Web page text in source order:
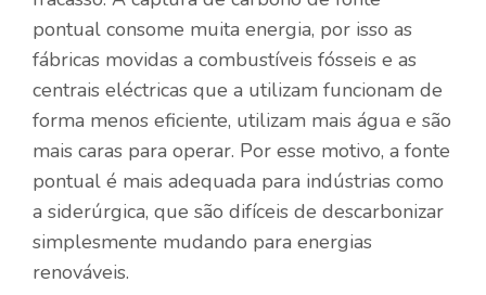
pontual consome muita energia, por isso as
fábricas movidas a combustíveis fósseis e as
centrais eléctricas que a utilizam funcionam de
forma menos eficiente, utilizam mais água e são
mais caras para operar. Por esse motivo, a fonte
pontual é mais adequada para indústrias como
a siderúrgica, que são difíceis de descarbonizar
simplesmente mudando para energias
renováveis.